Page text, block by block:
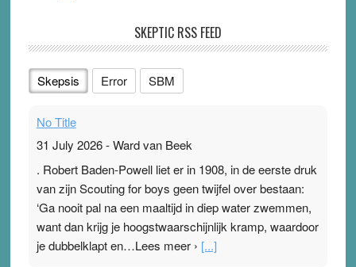
SKEPTIC RSS FEED
Skepsis Error SBM
No Title
31 July 2026-Ward van Beek
. Robert Baden-Powell liet er in 1908, in de eerste druk
van zijn Scouting for boys geen twijfel over bestaan:
‘Ga nooit pal na een maaltijd in diep water zwemmen,
want dan krijg je hoogstwaarschijnlijk kramp, waardoor
je dubbelklapt en…Lees meer › [...]